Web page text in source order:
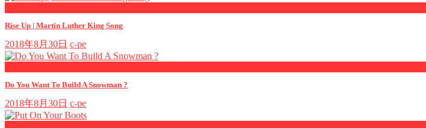
Rise Up | Martin Luther King Song
2018年8月30日 c-pe
Do You Want To Build A Snowman ?
2018年8月30日 c-pe